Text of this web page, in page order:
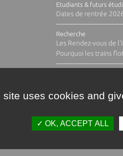
Etudiants & futurs
Dates de rentrée
Recherche
Les Rendez-vous de
Pourquoi les trains
site uses cookies and
OK, ACCEPT ALL